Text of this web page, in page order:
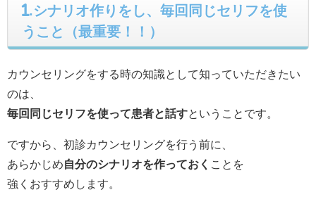
1.シナリオ作りをし、毎回同じセリフを使
うこと（最重要！！）
カウンセリングをする時の知識として知っていただきたい
のは、
毎回同じセリフを使って患者と話すということです。
ですから、初診カウンセリングを行う前に、
あらかじめ自分のシナリオを作っておく ことを
強くおすすめします。